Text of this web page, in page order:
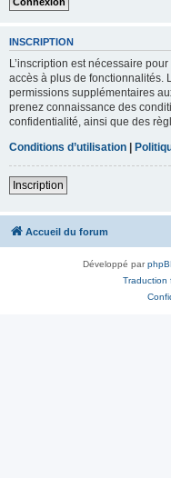
INSCRIPTION
L’inscription est nécessaire
accès à plus de fonctionnalités.
permissions supplémentaires
prenez connaissance des
confidentialité, ainsi que des
Conditions d’utilisation |
Inscription
Accueil du forum
Développé par
Traduction